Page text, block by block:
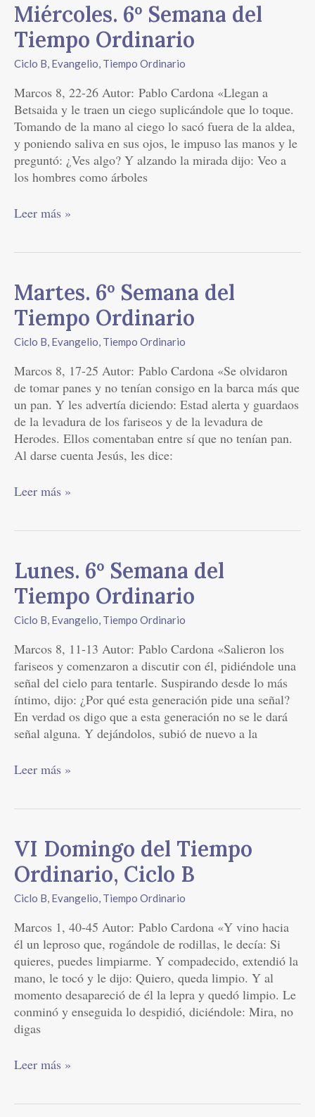
Miércoles. 6º Semana del
Tiempo Ordinario
Ciclo B, Evangelio, Tiempo Ordinario
Marcos 8, 22-26 Autor: Pablo Cardona «Llegan a
Betsaida y le traen un ciego suplicándole que lo toque.
Tomando de la mano al ciego lo sacó fuera de la aldea,
y poniendo saliva en sus ojos, le impuso las manos y le
preguntó: ¿Ves algo? Y alzando la mirada dijo: Veo a
los hombres como árboles
Miércoles.
6º
Semana
del
Ordinario
Leer más »
Martes. 6º Semana del
Tiempo Ordinario
Ciclo B, Evangelio, Tiempo Ordinario
Marcos 8, 17-25 Autor: Pablo Cardona «Se olvidaron
de tomar panes y no tenían consigo en la barca más que
un pan. Y les advertía diciendo: Estad alerta y guardaos
de la levadura de los fariseos y de la levadura de
Herodes. Ellos comentaban entre sí que no tenían pan.
Al darse cuenta Jesús, les dice:
Martes.
6º
Semana
del
Ordinario
Leer más »
Lunes. 6º Semana del
Tiempo Ordinario
Ciclo B, Evangelio, Tiempo Ordinario
Marcos 8, 11-13 Autor: Pablo Cardona «Salieron los
fariseos y comenzaron a discutir con él, pidiéndole una
señal del cielo para tentarle. Suspirando desde lo más
íntimo, dijo: ¿Por qué esta generación pide una señal?
En verdad os digo que a esta generación no se le dará
señal alguna. Y dejándolos, subió de nuevo a la
Lunes.
6º
Semana
del
Ordinario
Leer más »
VI Domingo del Tiempo
Ordinario, Ciclo B
Ciclo B, Evangelio, Tiempo Ordinario
Marcos 1, 40-45 Autor: Pablo Cardona «Y vino hacia
él un leproso que, rogándole de rodillas, le decía: Si
quieres, puedes limpiarme. Y compadecido, extendió la
mano, le tocó y le dijo: Quiero, queda limpio. Y al
momento desapareció de él la lepra y quedó limpio. Le
conminó y enseguida lo despidió, diciéndole: Mira, no
digas
VI
Domingo
del
Tiempo
Ciclo
B
Leer más »